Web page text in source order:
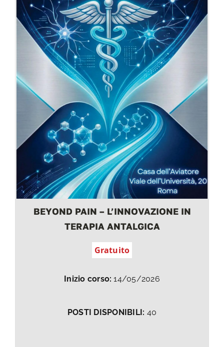
BEYOND PAIN – L’INNOVAZIONE IN
TERAPIA ANTALGICA
Gratuito
Inizio corso:14/05/2026
POSTI DISPONIBILI: 40